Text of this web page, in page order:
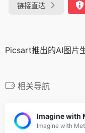
链接直达
Picsart推出的AI图片
相关导航
Imagine with